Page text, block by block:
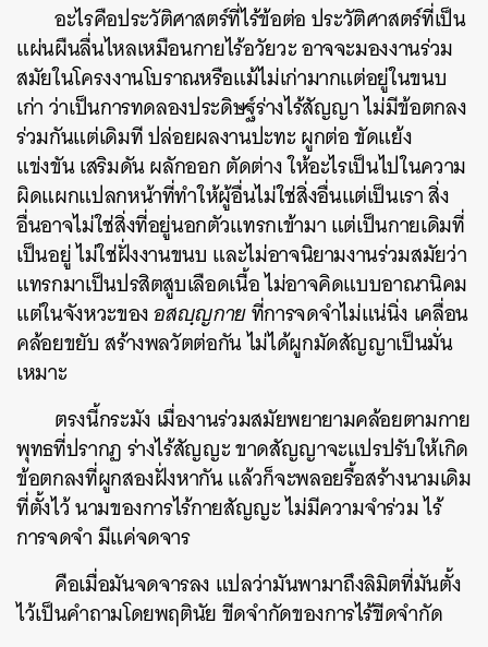
อะไรคือประวัติศาสตร์ที่ไร้ข้อต่อ ประวัติศาสตร์ที่เป็น
แผ่นผืนลื่นไหลเหมือนกายไร้อวัยวะ อาจจะมองงานร่วม
สมัยในโครงงานโบราณหรือแม้ไม่เก่ามากแต่อยู่ในขนบ
เก่า ว่าเป็นการทดลองประดิษฐ์ร่างไร้สัญญา ไม่มีข้อตกลง
ร่วมกันแต่เดิมที ปล่อยผลงานปะทะ ผูกต่อ ขัดแย้ง
แข่งขัน เสริมดัน ผลักออก ตัดต่าง ให้อะไรเป็นไปในความ
ผิดแผกแปลกหน้าที่ทำให้ผู้อื่นไม่ใช่สิ่งอื่นแต่เป็นเรา สิ่ง
อื่นอาจไม่ใช่สิ่งที่อยู่นอกตัวแทรกเข้ามา แต่เป็นกายเดิมที่
เป็นอยู่ ไม่ใช่ฝั่งงานขนบ และไม่อาจนิยามงานร่วมสมัยว่า
แทรกมาเป็นปรสิตสูบเลือดเนื้อ ไม่อาจคิดแบบอาณานิคม
แต่ในจังหวะของอสญฺญกายที่การจดจำไม่แน่นิ่ง เคลื่อน
คล้อยขยับ สร้างพลวัตต่อกัน ไม่ได้ผูกมัดสัญญาเป็นมั่น
เหมาะ
ตรงนี้กระมัง เมื่องานร่วมสมัยพยายามคล้อยตามกาย
พุทธที่ปรากฏ ร่างไร้สัญญะ ขาดสัญญาจะแปรปรับให้เกิด
ข้อตกลงที่ผูกสองฝั่งหากัน แล้วก็จะพลอยรื้อสร้างนามเดิม
ที่ตั้งไว้ นามของการไร้กายสัญญะ ไม่มีความจำร่วม ไร้
การจดจำ มีแค่จดจาร
คือเมื่อมันจดจารลง แปลว่ามันพามาถึงลิมิตที่มันตั้ง
ไว้เป็นคำถามโดยพฤตินัย ขีดจำกัดของการไร้ขีดจำกัด
SHARE TWEET LINE EMAIL